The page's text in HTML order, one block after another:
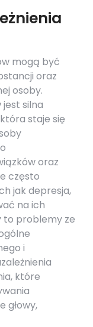
mogą być
oraz
osoby.
silna
staje się
oraz
często
jak depresja,
na ich
to problemy ze
i
które
głowy,